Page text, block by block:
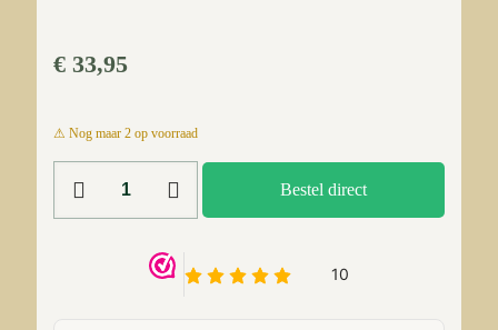
€ 33,95
2 op voorraad
Bestel direct